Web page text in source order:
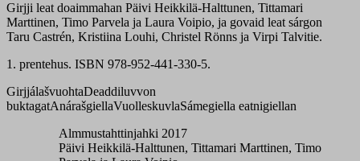
Girjji leat doaimmahan Päivi Heikkilä-Halttunen, Tittamari
Marttinen, Timo Parvela ja Laura Voipio, ja govaid leat sárgon
Taru Castrén, Kristiina Louhi, Christel Rönns ja Virpi Talvitie.
1. prentehus. ISBN 978-952-441-330-5.
GirjjálašvuohtaDeaddiluvvon
buktagatAnárašgiellaVuolleskuvlaSámegiella eatnigiellan
Almmustahttinjahki 2017
Päivi Heikkilä-Halttunen, Tittamari Marttinen, Timo